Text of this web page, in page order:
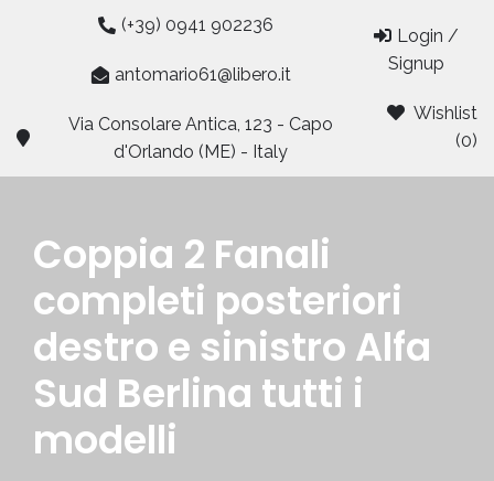
(+39) 0941 902236
antomario61@libero.it
Via Consolare Antica, 123 - Capo
d'Orlando (ME) - Italy
Login /
Signup
Wishlist
(0)
Coppia 2 Fanali
completi posteriori
destro e sinistro Alfa
Sud Berlina tutti i
modelli